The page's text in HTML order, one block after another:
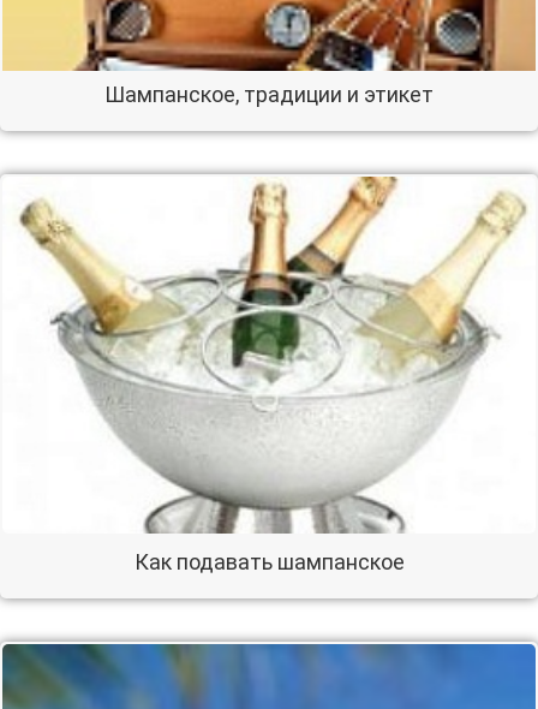
Шампанское, традиции и этикет
Как подавать шампанское